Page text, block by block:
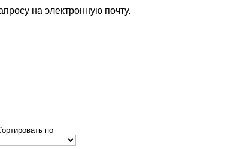
на электронную почту.
по